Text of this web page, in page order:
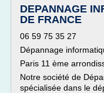
DEPANNAGE
DE FRANCE
06 59 75 35 27
Dépannage
Paris 11 ème
Notre société de
spécialisée dans le